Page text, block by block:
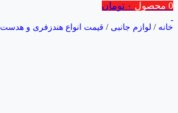
0 محصول ۰ تومان
خانه / لوازم جانبی / قیمت انواع هندزفری و هدست